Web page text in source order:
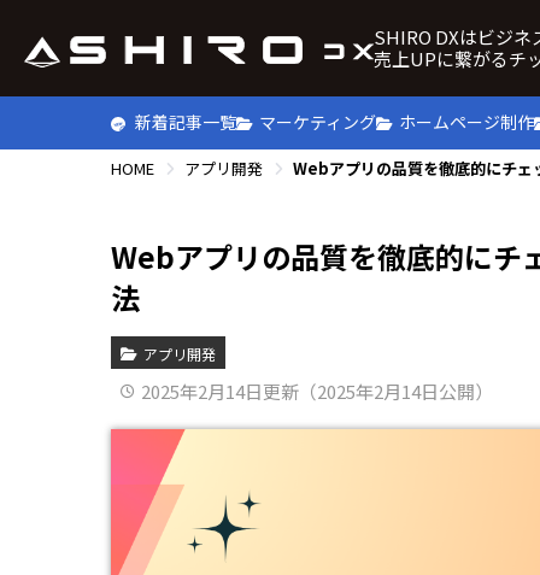
SHIRO DXはビジネ
売上UPに繋がるチ
新着記事一覧 マーケティング ホームページ制作
HOME アプリ開発 Webアプリの品質を徹底的にチェ
Webアプリの品質を徹底的にチ
法
アプリ開発
2025年2月14日更新（2025年2月14日公開）